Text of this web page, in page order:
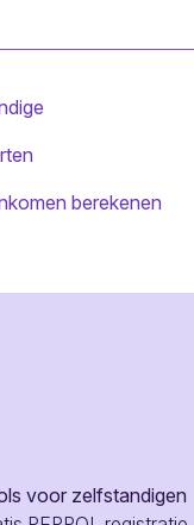
berekenen
voor zelfstandigen